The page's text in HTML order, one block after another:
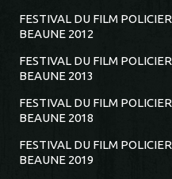
FESTIVAL DU FILM POLICIER
BEAUNE 2012
FESTIVAL DU FILM POLICIER
BEAUNE 2013
FESTIVAL DU FILM POLICIER
BEAUNE 2018
FESTIVAL DU FILM POLICIER
BEAUNE 2019